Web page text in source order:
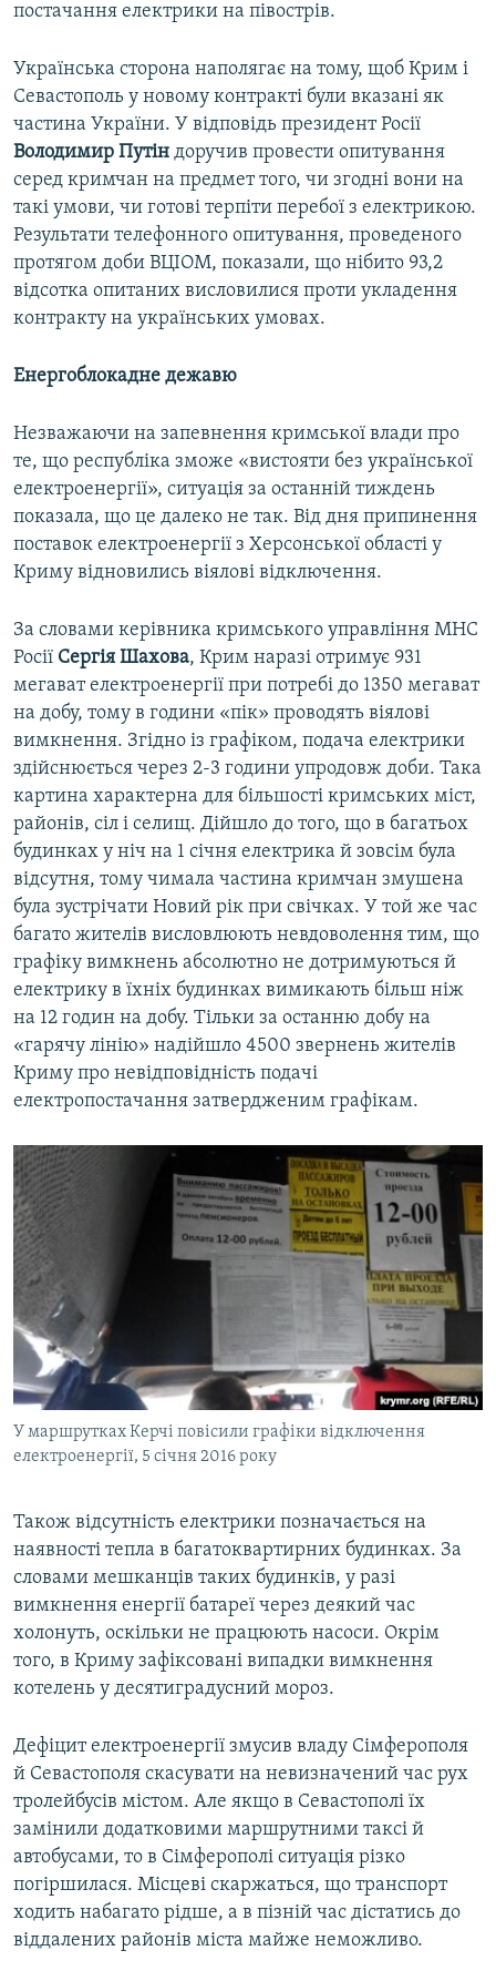
постачання електрики на півострів.
Українська сторона наполягає на тому, щоб Крим і
Севастополь у новому контракті були вказані як
частина України. У відповідь президент Росії
Володимир Путін доручив провести опитування
серед кримчан на предмет того, чи згодні вони на
такі умови, чи готові терпіти перебої з електрикою.
Результати телефонного опитування, проведеного
протягом доби ВЦІОМ, показали, що нібито 93,2
відсотка опитаних висловилися проти укладення
контракту на українських умовах.
Енергоблокадне дежавю
Незважаючи на запевнення кримської влади про
те, що республіка зможе «вистояти без української
електроенергії», ситуація за останній тиждень
показала, що це далеко не так. Від дня припинення
поставок електроенергії з Херсонської області у
Криму відновились віялові відключення.
За словами керівника кримського управління МНС
Росії Сергія Шахова, Крим наразі отримує 931
мегават електроенергії при потребі до 1350 мегават
на добу, тому в години «пік» проводять віялові
вимкнення. Згідно із графіком, подача електрики
здійснюється через 2-3 години упродовж доби. Така
картина характерна для більшості кримських міст,
районів, сіл і селищ. Дійшло до того, що в багатьох
будинках у ніч на 1 січня електрика й зовсім була
відсутня, тому чимала частина кримчан змушена
була зустрічати Новий рік при свічках. У той же час
багато жителів висловлюють невдоволення тим, що
графіку вимкнень абсолютно не дотримуються й
електрику в їхніх будинках вимикають більш ніж
на 12 годин на добу. Тільки за останню добу на
«гарячу лінію» надійшло 4500 звернень жителів
Криму про невідповідність подачі
електропостачання затвердженим графікам.
У маршрутках Керчі повісили графіки відключення
електроенергії, 5 січня 2016 року
Також відсутність електрики позначається на
наявності тепла в багатоквартирних будинках. За
словами мешканців таких будинків, у разі
вимкнення енергії батареї через деякий час
холонуть, оскільки не працюють насоси. Окрім
того, в Криму зафіксовані випадки вимкнення
котелень у десятиградусний мороз.
Дефіцит електроенергії змусив владу Сімферополя
й Севастополя скасувати на невизначений час рух
тролейбусів містом. Але якщо в Севастополі їх
замінили додатковими маршрутними таксі й
автобусами, то в Сімферополі ситуація різко
погіршилася. Місцеві скаржаться, що транспорт
ходить набагато рідше, а в пізній час дістатись до
віддалених районів міста майже неможливо.